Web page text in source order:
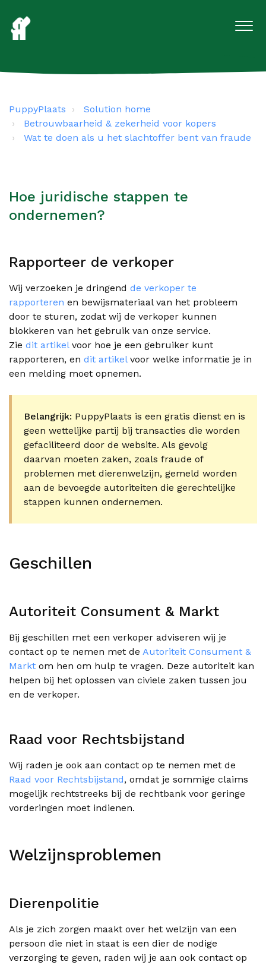
PuppyPlaats
Solution home
Betrouwbaarheid & zekerheid voor kopers
Wat te doen als u het slachtoffer bent van fraude
Hoe juridische stappen te
ondernemen?
Rapporteer de verkoper
Wij verzoeken je dringend de verkoper te
rapporteren en bewijsmateriaal van het probleem
door te sturen, zodat wij de verkoper kunnen
blokkeren van het gebruik van onze service.
Zie dit artikelvoor hoe je een gebruiker kunt
rapporteren, en dit artikelvoor welke informatie je in
een melding moet opnemen.
Belangrijk: PuppyPlaats is een gratis dienst en is
geen wettelijke partij bij transacties die worden
gefaciliteerd door de website. Als gevolg
daarvan moeten zaken, zoals fraude of
problemen met dierenwelzijn, gemeld worden
aan de bevoegde autoriteiten die gerechtelijke
stappen kunnen ondernemen.
Geschillen
Autoriteit Consument & Markt
Bij geschillen met een verkoper adviseren wij je
contact op te nemen met de Autoriteit Consument &
Markt om hen om hulp te vragen. Deze autoriteit kan
helpen bij het oplossen van civiele zaken tussen jou
en de verkoper.
Raad voor Rechtsbijstand
Wij raden je ook aan contact op te nemen met de
Raad voor Rechtsbijstand, omdat je sommige claims
mogelijk rechtstreeks bij de rechtbank voor geringe
vorderingen moet indienen.
Welzijnsproblemen
Dierenpolitie
Als je zich zorgen maakt over het welzijn van een
persoon die niet in staat is een dier de nodige
verzorging te geven, raden wij je aan ook contact op